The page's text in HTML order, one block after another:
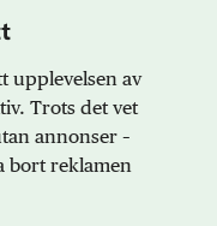
upplevelsen av
Trots det vet
annonser –
bort reklamen